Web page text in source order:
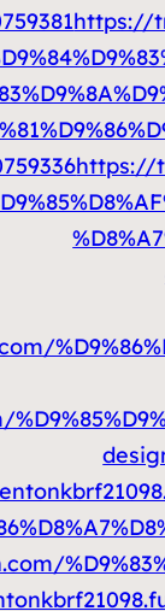
https://
https://